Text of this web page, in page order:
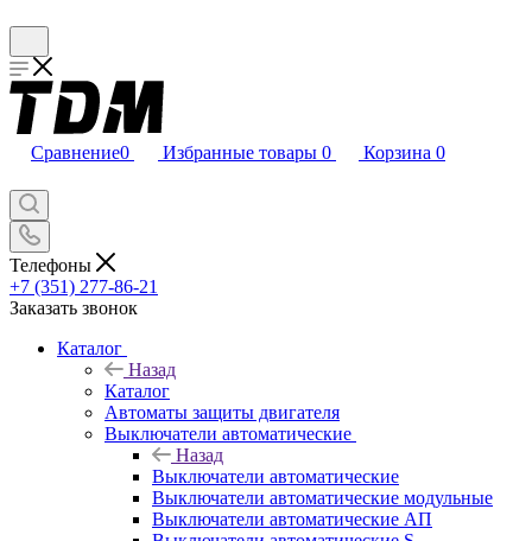
Сравнение0 Избранные товары 0 Корзина 0
Телефоны
+7 (351) 277-86-21
Заказать звонок
Каталог
Назад
Каталог
Автоматы защиты двигателя
Выключатели автоматические
Назад
Выключатели автоматические
Выключатели автоматические модульные
Выключатели автоматические АП